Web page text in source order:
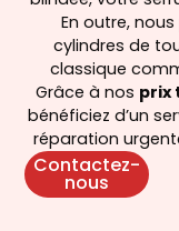
En outre,
cylindres de
classique
Grâce à nos prix
bénéficiez d’un
réparation
Contactez-
nous